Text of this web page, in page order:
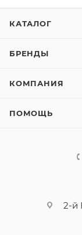
КАТАЛОГ
БРЕНДЫ
КОМПАНИЯ
ПОМОЩЬ
2-й